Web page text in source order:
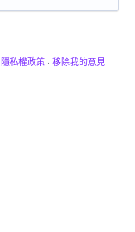
隱私權政策 · 移除我的意見